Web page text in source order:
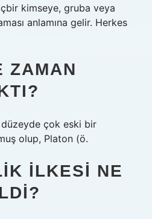
kimseye, gruba veya
anlamına gelir. Herkes
ZAMAN
çok eski bir
olup, Platon (ö.
ILKESI NE